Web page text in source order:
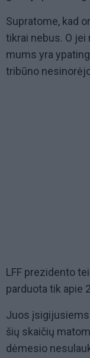
Supratome, kad
tikrai nebus. O
mums yra
tribūno
LFF prezidento
parduota tik apie
Juos
šių skaičių
dėmesio